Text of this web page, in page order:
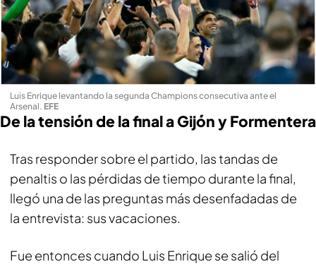
Luis Enrique levantando la segunda Champions consecutiva ante el
Arsenal. EFE
De la tensión de la final a Gijón y Formentera
Tras responder sobre el partido, las tandas de
penaltis o las pérdidas de tiempo durante la final,
llegó una de las preguntas más desenfadadas de
la entrevista: sus vacaciones.
Fue entonces cuando Luis Enrique se salió del